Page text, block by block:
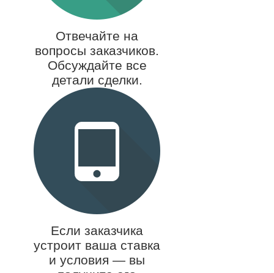
Отвечайте на
вопросы заказчиков.
Обсуждайте все
детали сделки.
Если заказчика
устроит ваша ставка
и условия — вы